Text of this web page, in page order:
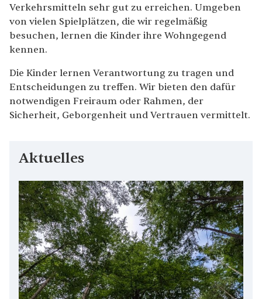
Verkehrsmitteln sehr gut zu erreichen. Umgeben
von vielen Spielplätzen, die wir regelmäßig
besuchen, lernen die Kinder ihre Wohngegend
kennen.
Die Kinder lernen Verantwortung zu tragen und
Entscheidungen zu treffen. Wir bieten den dafür
notwendigen Freiraum oder Rahmen, der
Sicherheit, Geborgenheit und Vertrauen vermittelt.
Aktuelles